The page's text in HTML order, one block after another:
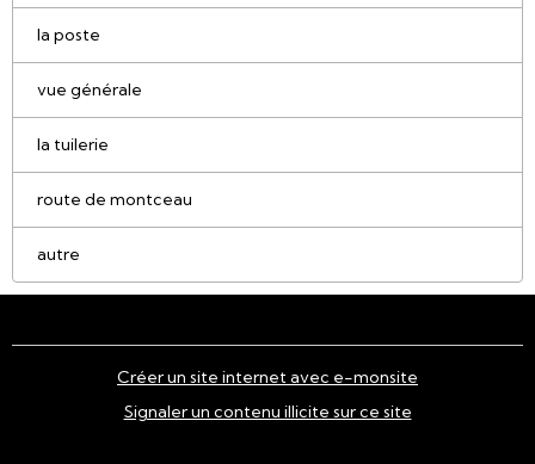
la poste
vue générale
la tuilerie
route de montceau
autre
Créer un site internet avec e-monsite
Signaler un contenu illicite sur ce site